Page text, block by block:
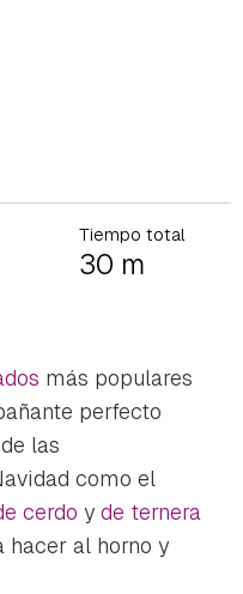
Tiempo total
30 m
más populares
perfecto
las
como el
cerdo y de ternera
hacer al horno y